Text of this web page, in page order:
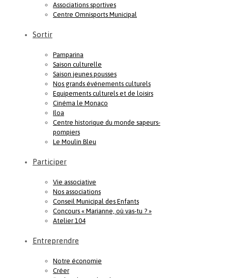
Associations sportives
Centre Omnisports Municipal
Sortir
Pamparina
Saison culturelle
Saison jeunes pousses
Nos grands événements culturels
Equipements culturels et de loisirs
Cinéma le Monaco
Iloa
Centre historique du monde sapeurs-
pompiers
Le Moulin Bleu
Participer
Vie associative
Nos associations
Conseil Municipal des Enfants
Concours « Marianne, où vas-tu ? »
Atelier 104
Entreprendre
Notre économie
Créer